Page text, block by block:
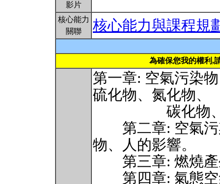
影片
核心能力
關聯
核心能力與課程規
為確保您我的權利,
第一章: 空氣污染
硫化物、氮化物、
碳化物、鹵
第二章: 空氣污
物、人的影響。
第三章: 燃燒產
第四章: 氣態空